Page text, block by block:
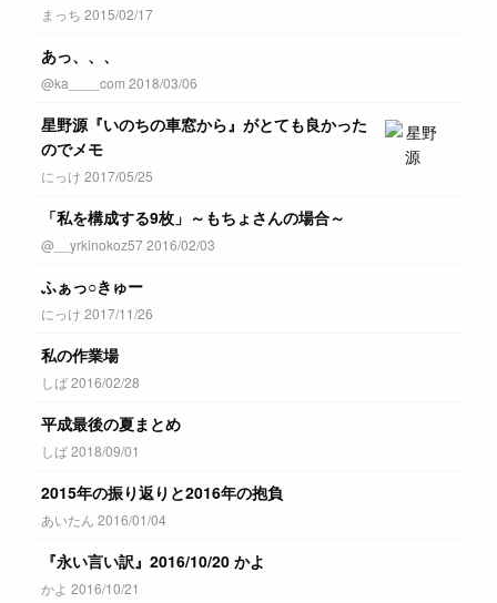
まっち 2015/02/17
あっ、、、
@ka____com 2018/03/06
星野源『いのちの車窓から』がとても良かった
のでメモ
にっけ 2017/05/25
「私を構成する9枚」～もちょさんの場合～
@__yrkinokoz57 2016/02/03
ふぁっ○きゅー
にっけ 2017/11/26
私の作業場
しば 2016/02/28
平成最後の夏まとめ
しば 2018/09/01
2015年の振り返りと2016年の抱負
あいたん 2016/01/04
『永い言い訳』2016/10/20 かよ
かよ 2016/10/21